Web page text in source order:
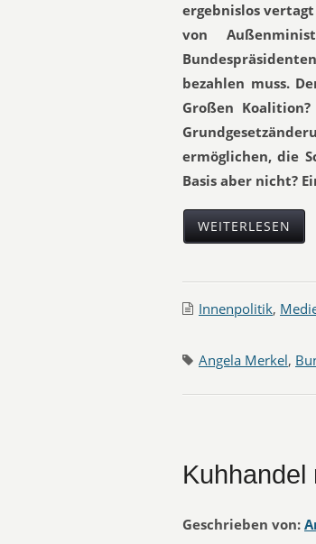
ergebnislos
von
Bundespräsidenten
bezahlen muss.
Großen
ermöglichen, die
Basis aber nicht?
WEITERLESEN
Innenpolitik,
Angela Merkel,
Kuhhandel
Geschrieben von: